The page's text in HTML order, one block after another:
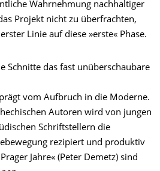
Wahrnehmung nachhaltiger
Projekt nicht zu überfrachten,
Linie auf diese »erste« Phase.
Schnitte das fast unüberschaubare
vom Aufbruch in die Moderne.
Autoren wird von jungen
Schriftstellern die
rezipiert und produktiv
Jahre« (Peter Demetz) sind